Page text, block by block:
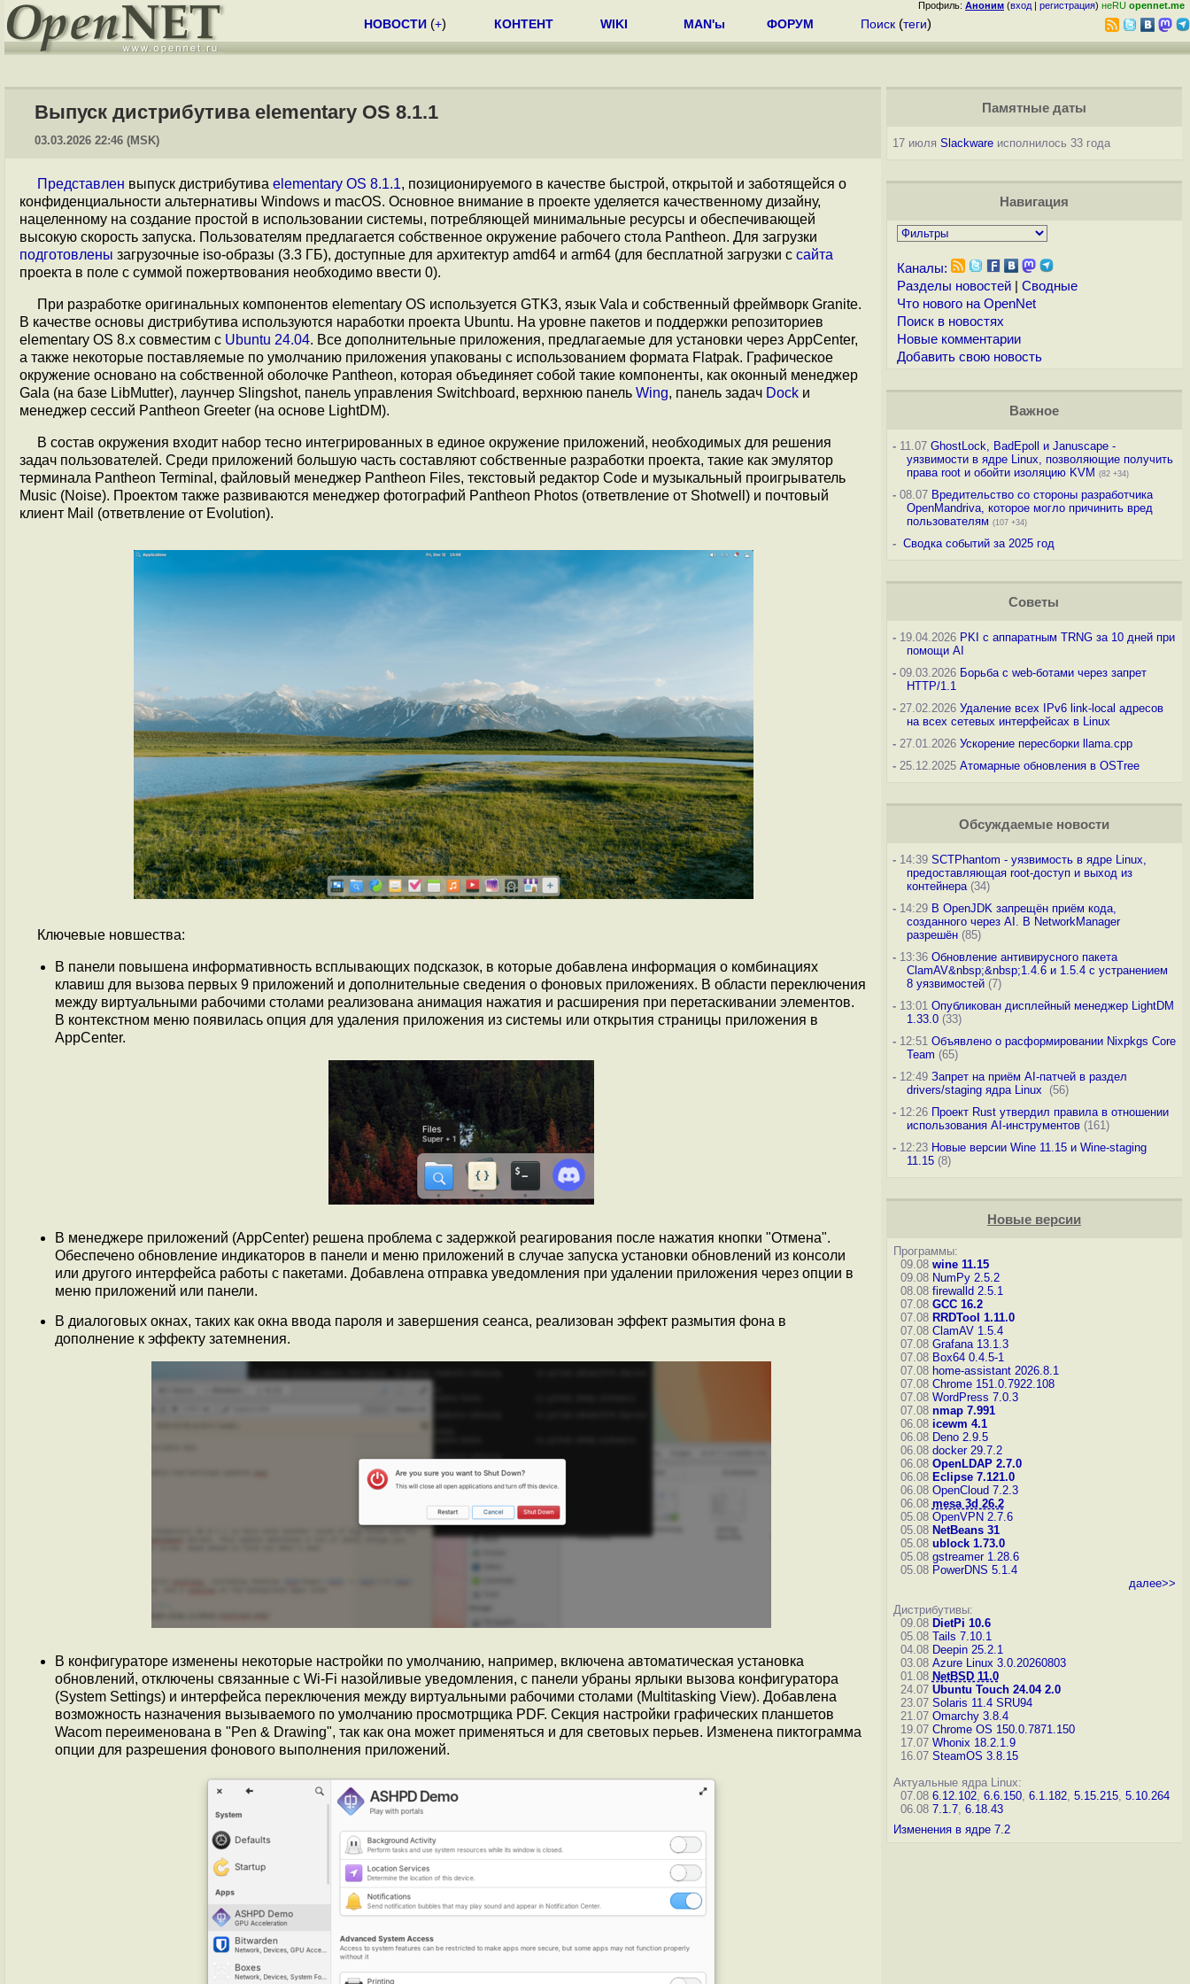
Профиль: Аноним (вход | регистрация) неRU opennet.me
НОВОСТИ (+) КОНТЕНТ WIKI MAN'ы ФОРУМ Поиск (теги)
Выпуск дистрибутива elementary OS 8.1.1
03.03.2026 22:46 (MSK)
Представлен выпуск дистрибутива elementary OS 8.1.1, позиционируемого в качестве быстрой, открытой и заботящейся о
конфиденциальности альтернативы Windows и macOS. Основное внимание в проекте уделяется качественному дизайну,
нацеленному на создание простой в использовании системы, потребляющей минимальные ресурсы и обеспечивающей
высокую скорость запуска. Пользователям предлагается собственное окружение рабочего стола Pantheon. Для загрузки
подготовлены загрузочные iso-образы (3.3 ГБ), доступные для архитектур amd64 и arm64 (для бесплатной загрузки с сайта
проекта в поле с суммой пожертвования необходимо ввести 0).
При разработке оригинальных компонентов elementary OS используется GTK3, язык Vala и собственный фреймворк Granite.
В качестве основы дистрибутива используются наработки проекта Ubuntu. На уровне пакетов и поддержки репозиториев
elementary OS 8.x совместим с Ubuntu 24.04. Все дополнительные приложения, предлагаемые для установки через AppCenter,
а также некоторые поставляемые по умолчанию приложения упакованы с использованием формата Flatpak. Графическое
окружение основано на собственной оболочке Pantheon, которая объединяет собой такие компоненты, как оконный менеджер
Gala (на базе LibMutter), лаунчер Slingshot, панель управления Switchboard, верхнюю панель Wing, панель задач Dock и
менеджер сессий Pantheon Greeter (на основе LightDM).
В состав окружения входит набор тесно интегрированных в единое окружение приложений, необходимых для решения
задач пользователей. Среди приложений большую часть составляют собственные разработки проекта, такие как эмулятор
терминала Pantheon Terminal, файловый менеджер Pantheon Files, текстовый редактор Code и музыкальный проигрыватель
Music (Noise). Проектом также развиваются менеджер фотографий Pantheon Photos (ответвление от Shotwell) и почтовый
клиент Mail (ответвление от Evolution).
Ключевые новшества:
В панели повышена информативность всплывающих подсказок, в которые добавлена информация о комбинациях
клавиш для вызова первых 9 приложений и дополнительные сведения о фоновых приложениях. В области переключения
между виртуальными рабочими столами реализована анимация нажатия и расширения при перетаскивании элементов.
В контекстном меню появилась опция для удаления приложения из системы или открытия страницы приложения в
AppCenter.
В менеджере приложений (AppCenter) решена проблема с задержкой реагирования после нажатия кнопки "Отмена".
Обеспечено обновление индикаторов в панели и меню приложений в случае запуска установки обновлений из консоли
или другого интерфейса работы с пакетами. Добавлена отправка уведомления при удалении приложения через опции в
меню приложений или панели.
В диалоговых окнах, таких как окна ввода пароля и завершения сеанса, реализован эффект размытия фона в
дополнение к эффекту затемнения.
В конфигураторе изменены некоторые настройки по умолчанию, например, включена автоматическая установка
обновлений, отключены связанные с Wi-Fi назойливые уведомления, с панели убраны ярлыки вызова конфигуратора
(System Settings) и интерфейса переключения между виртуальными рабочими столами (Multitasking View). Добавлена
возможность назначения вызываемого по умолчанию просмотрщика PDF. Секция настройки графических планшетов
Wacom переименована в "Pen & Drawing", так как она может применяться и для световых перьев. Изменена пиктограмма
опции для разрешения фонового выполнения приложений.
Памятные даты
17 июля Slackwareисполнилось 33 года
Навигация
Каналы:
Разделы новостей| Сводные
Что нового на OpenNet
Поиск в новостях
Новые комментарии
Добавить свою новость
Важное
-11.07 GhostLock, BadEpoll и Januscape -
уязвимости в ядре Linux, позволяющие получить
права root и обойти изоляцию KVM (82 +34)
-08.07 Вредительство со стороны разработчика
OpenMandriva, которое могло причинить вред
пользователям (107 +34)
- Сводка событий за 2025 год
Советы
-19.04.2026 PKI с аппаратным TRNG за 10 дней при
помощи AI
-09.03.2026 Борьба с web-ботами через запрет
HTTP/1.1
-27.02.2026 Удаление всех IPv6 link-local адресов
на всех сетевых интерфейсах в Linux
-27.01.2026 Ускорение пересборки llama.cpp
-25.12.2025 Атомарные обновления в OSTree
Обсуждаемые новости
-14:39 SCTPhantom - уязвимость в ядре Linux,
предоставляющая root-доступ и выход из
контейнера(34)
-14:29 В OpenJDK запрещён приём кода,
созданного через AI. В NetworkManager
разрешён(85)
-13:36 Обновление антивирусного пакета
ClamAV&nbsp;&nbsp;1.4.6 и 1.5.4 с устранением
8 уязвимостей(7)
-13:01 Опубликован дисплейный менеджер LightDM
1.33.0(33)
-12:51 Объявлено о расформировании Nixpkgs Core
Team (65)
-12:49 Запрет на приём AI-патчей в раздел
drivers/staging ядра Linux
(56)
-12:26 Проект Rust утвердил правила в отношении
использования AI-инструментов(161)
-12:23 Новые версии Wine 11.15 и Wine-staging
11.15(8)
Новые версии
Программы:
09.08 wine 11.15
09.08 NumPy 2.5.2
08.08 firewalld 2.5.1
07.08 GCC 16.2
07.08 RRDTool 1.11.0
07.08 ClamAV 1.5.4
07.08 Grafana 13.1.3
07.08 Box64 0.4.5-1
07.08 home-assistant 2026.8.1
07.08 Chrome 151.0.7922.108
07.08 WordPress 7.0.3
07.08 nmap 7.991
06.08 icewm 4.1
06.08 Deno 2.9.5
06.08 docker 29.7.2
06.08 OpenLDAP 2.7.0
06.08 Eclipse 7.121.0
06.08 OpenCloud 7.2.3
06.08 mesa 3d 26.2
05.08 OpenVPN 2.7.6
05.08 NetBeans 31
05.08 ublock 1.73.0
05.08 gstreamer 1.28.6
05.08 PowerDNS 5.1.4
далее>>
Дистрибутивы:
09.08 DietPi 10.6
05.08 Tails 7.10.1
04.08 Deepin 25.2.1
03.08 Azure Linux 3.0.20260803
01.08 NetBSD 11.0
24.07 Ubuntu Touch 24.04 2.0
23.07 Solaris 11.4 SRU94
21.07 Omarchy 3.8.4
19.07 Chrome OS 150.0.7871.150
17.07 Whonix 18.2.1.9
16.07 SteamOS 3.8.15
Актуальные ядра Linux:
07.08 6.12.102, 6.6.150, 6.1.182, 5.15.215, 5.10.264
06.08 7.1.7, 6.18.43
Изменения в ядре 7.2